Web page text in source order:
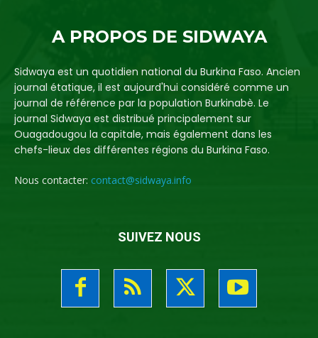
A PROPOS DE SIDWAYA
Sidwaya est un quotidien national du Burkina Faso. Ancien
journal étatique, il est aujourd'hui considéré comme un
journal de référence par la population Burkinabè. Le
journal Sidwaya est distribué principalement sur
Ouagadougou la capitale, mais également dans les
chefs-lieux des différentes régions du Burkina Faso.
Nous contacter: contact@sidwaya.info
SUIVEZ NOUS